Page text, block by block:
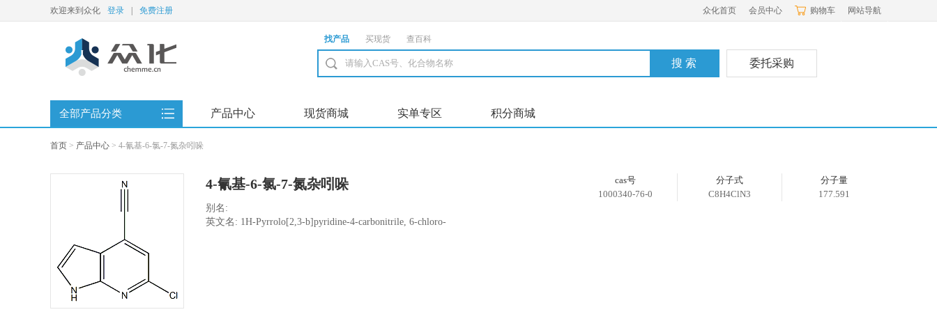
欢迎来到众化 登录 免费注册 众化首页 会员中心 购物车 网站导航
找产品 买现货 查百科
委托采购
全部产品分类 产品中心 现货商城 实单专区 积分商城
首页 > 产品中心 > 4-氰基-6-氯-7-氮杂吲哚
4-氰基-6-氯-7-氮杂吲哚
别名:
英文名: 1H-Pyrrolo[2,3-b]pyridine-4-carbonitrile, 6-chloro-
cas号
1000340-76-0
分子式
C8H4ClN3
分子量
177.591